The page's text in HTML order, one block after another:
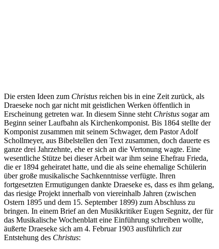
Die ersten Ideen zum Christus reichen bis in eine Zeit zurück, als
Draeseke noch gar nicht mit geistlichen Werken öffentlich in
Erscheinung getreten war. In diesem Sinne steht Christus sogar am
Beginn seiner Laufbahn als Kirchenkomponist. Bis 1864 stellte der
Komponist zusammen mit seinem Schwager, dem Pastor Adolf
Schollmeyer, aus Bibelstellen den Text zusammen, doch dauerte es
ganze drei Jahrzehnte, ehe er sich an die Vertonung wagte. Eine
wesentliche Stütze bei dieser Arbeit war ihm seine Ehefrau Frieda,
die er 1894 geheiratet hatte, und die als seine ehemalige Schülerin
über große musikalische Sachkenntnisse verfügte. Ihren
fortgesetzten Ermutigungen dankte Draeseke es, dass es ihm gelang,
das riesige Projekt innerhalb von viereinhalb Jahren (zwischen
Ostern 1895 und dem 15. September 1899) zum Abschluss zu
bringen. In einem Brief an den Musikkritiker Eugen Segnitz, der für
das Musikalische Wochenblatt eine Einführung schreiben wollte,
äußerte Draeseke sich am 4. Februar 1903 ausführlich zur
Entstehung des Christus: